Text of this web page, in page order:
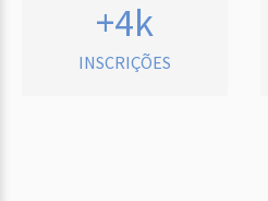
+4k
INSCRIÇÕES